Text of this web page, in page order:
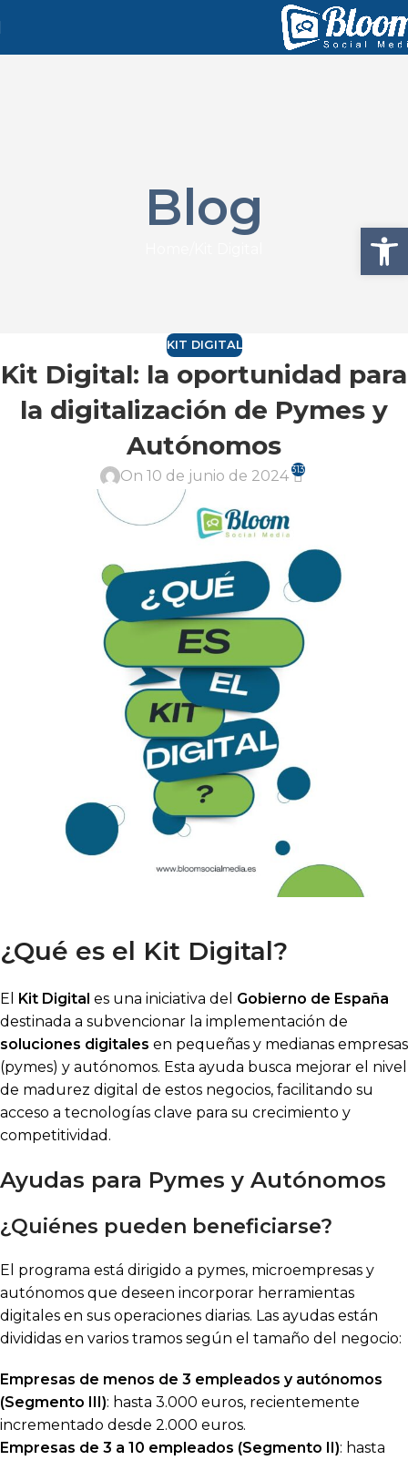
Blog
KIT DIGITAL
Kit Digital: la oportunidad para
la digitalización de Pymes y
Autónomos
On 10 de junio de 2024 313
¿Qué es el Kit Digital?
El Kit Digital es una iniciativa del Gobierno de España
destinada a subvencionar la implementación de
soluciones digitales en pequeñas y medianas empresas
(pymes) y autónomos. Esta ayuda busca mejorar el nivel
de madurez digital de estos negocios, facilitando su
acceso a tecnologías clave para su crecimiento y
competitividad.
Ayudas para Pymes y Autónomos
¿Quiénes pueden beneficiarse?
El programa está dirigido a pymes, microempresas y
autónomos que deseen incorporar herramientas
digitales en sus operaciones diarias. Las ayudas están
divididas en varios tramos según el tamaño del negocio:
Empresas de menos de 3 empleados y autónomos
(Segmento III): hasta 3.000 euros, recientemente
incrementado desde 2.000 euros.
Empresas de 3 a 10 empleados (Segmento II): hasta